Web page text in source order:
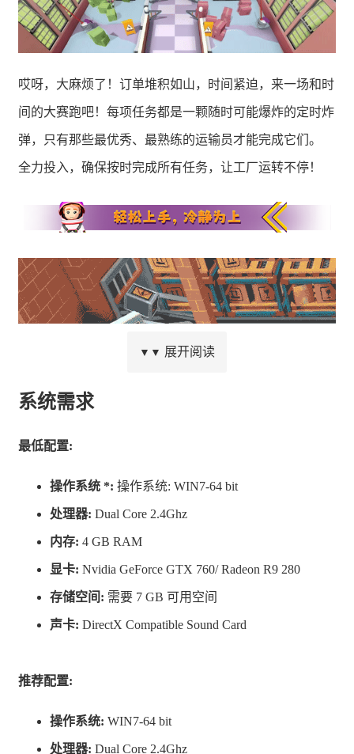
哎呀，大麻烦了！订单堆积如山，时间紧迫，来一场和时
间的大赛跑吧！每项任务都是一颗随时可能爆炸的定时炸
弹，只有那些最优秀、最熟练的运输员才能完成它们。
全力投入，确保按时完成所有任务，让工厂运转不停！
松加入！但想要取得胜利，团队合作才是关键。想成为顶
▼▼ 展开阅读
系统需求
最低配置:
操作系统 *: 操作系统: WIN7-64 bit
处理器: Dual Core 2.4Ghz
内存: 4 GB RAM
显卡: Nvidia GeForce GTX 760/ Radeon R9 280
存储空间: 需要 7 GB 可用空间
声卡: DirectX Compatible Sound Card
推荐配置:
操作系统: WIN7-64 bit
处理器: Dual Core 2.4Ghz